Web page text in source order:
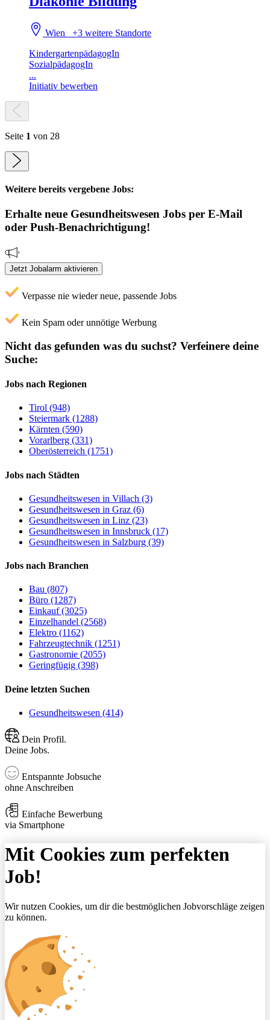
Wien+3 weitere Standorte
KindergartenpädagogIn
SozialpädagogIn
...
Initiativ bewerben
Seite 1 von 28
Weitere bereits vergebene Jobs:
Erhalte neue Gesundheitswesen Jobs per E-Mail
oder Push-Benachrichtigung!
Jetzt Jobalarm aktivieren
Verpasse nie wieder neue, passende Jobs
Kein Spam oder unnötige Werbung
Nicht das gefunden was du suchst? Verfeinere deine
Suche:
Jobs nach Regionen
Tirol (948)
Steiermark (1288)
Kärnten (590)
Vorarlberg (331)
Oberösterreich (1751)
Jobs nach Städten
Gesundheitswesen in Villach (3)
Gesundheitswesen in Graz (6)
Gesundheitswesen in Linz (23)
Gesundheitswesen in Innsbruck (17)
Gesundheitswesen in Salzburg (39)
Jobs nach Branchen
Bau (807)
Büro (1287)
Einkauf (3025)
Einzelhandel (2568)
Elektro (1162)
Fahrzeugtechnik (1251)
Gastronomie (2055)
Geringfügig (398)
Deine letzten Suchen
Gesundheitswesen (414)
Dein Profil.
Deine Jobs.
Entspannte Jobsuche
ohne Anschreiben
Einfache Bewerbung
via Smartphone
Mit Cookies zum perfekten
Job!
Wir nutzen Cookies, um dir die bestmöglichen Jobvorschläge zeigen
zu können.